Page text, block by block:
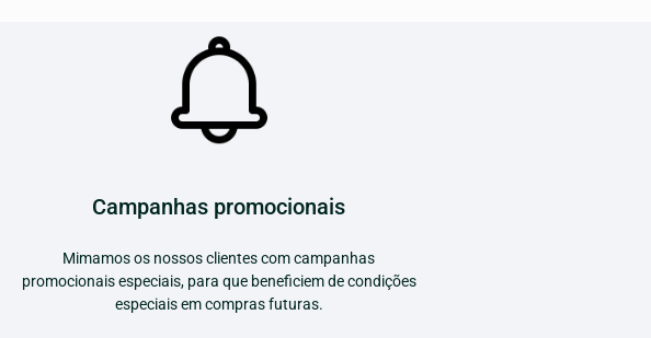
Campanhas promocionais
Mimamos os nossos clientes com campanhas
promocionais especiais, para que beneficiem de condições
especiais em compras futuras.